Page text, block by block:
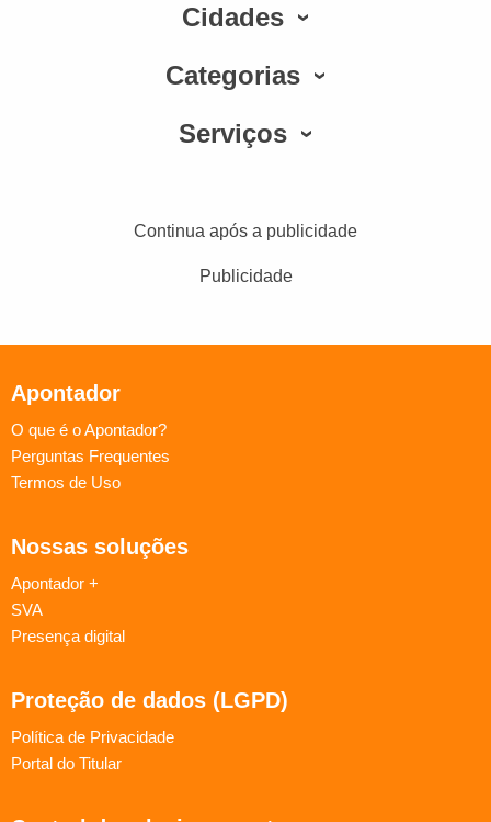
Cidades
Categorias
Serviços
Continua após a publicidade
Publicidade
Apontador
O que é o Apontador?
Perguntas Frequentes
Termos de Uso
Nossas soluções
Apontador +
SVA
Presença digital
Proteção de dados (LGPD)
Política de Privacidade
Portal do Titular